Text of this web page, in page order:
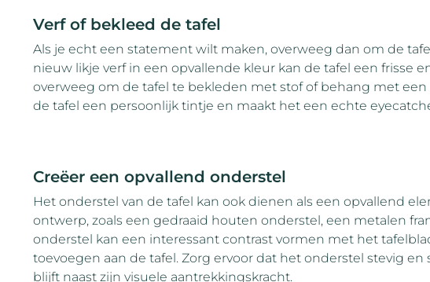
Verf of bekleed de tafel
Als je echt een statement wilt maken, overweeg dan om de
nieuw likje verf in een opvallende kleur kan de tafel een frisse
overweeg om de tafel te bekleden met stof of behang met
de tafel een persoonlijk tintje en maakt het een echte
Creëer een opvallend onderstel
Het onderstel van de tafel kan ook dienen als een opvallend
ontwerp, zoals een gedraaid houten onderstel, een metalen
onderstel kan een interessant contrast vormen met het
toevoegen aan de tafel. Zorg ervoor dat het onderstel stevig
blijft naast zijn visuele aantrekkingskracht.